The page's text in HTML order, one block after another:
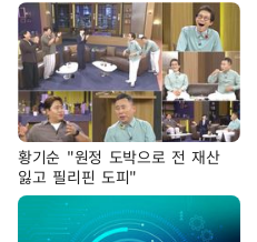
황기순 "원정 도박으로 전 재산
잃고 필리핀 도피"